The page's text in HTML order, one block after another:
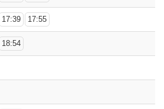
17:39 17:55
18:54